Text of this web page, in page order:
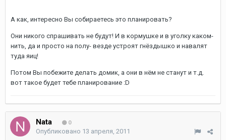
А как, интересно Вы собираетесь это планировать?
Они никого спрашивать не будут! И в кормушке и в уголку каком-
нить, да и просто на полу- везде устроят гнёздышко и навалят
туда яиц!
Потом Вы побежите делать домик, а они в нём не станут и т.д.
вот такое будет тебе планирование :D
Nata 0
Опубликовано 13 апреля, 2011